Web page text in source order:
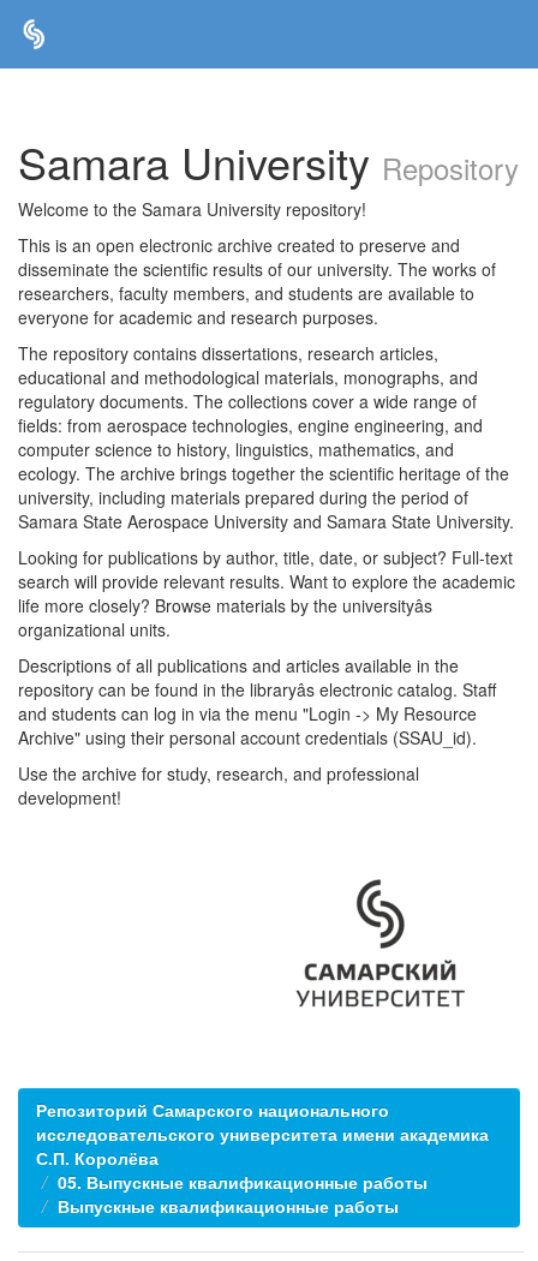
Samara University Repository
Welcome to the Samara University repository!
This is an open electronic archive created to preserve and
disseminate the scientific results of our university. The works of
researchers, faculty members, and students are available to
everyone for academic and research purposes.
The repository contains dissertations, research articles,
educational and methodological materials, monographs, and
regulatory documents. The collections cover a wide range of
fields: from aerospace technologies, engine engineering, and
computer science to history, linguistics, mathematics, and
ecology. The archive brings together the scientific heritage of the
university, including materials prepared during the period of
Samara State Aerospace University and Samara State University.
Looking for publications by author, title, date, or subject? Full-text
search will provide relevant results. Want to explore the academic
life more closely? Browse materials by the universityâs
organizational units.
Descriptions of all publications and articles available in the
repository can be found in the libraryâs electronic catalog. Staff
and students can log in via the menu "Login -> My Resource
Archive" using their personal account credentials (SSAU_id).
Use the archive for study, research, and professional
development!
Репозиторий Самарского национального
исследовательского университета имени академика
С.П. Королёва
05. Выпускные квалификационные работы
Выпускные квалификационные работы